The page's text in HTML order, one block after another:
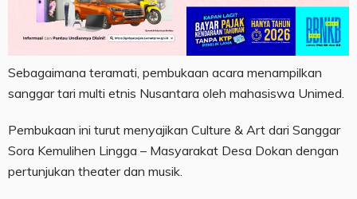
Sebagaimana teramati, pembukaan acara menampilkan
sanggar tari multi etnis Nusantara oleh mahasiswa Unimed.
Pembukaan ini turut menyajikan Culture & Art dari Sanggar
Sora Kemulihen Lingga – Masyarakat Desa Dokan dengan
pertunjukan theater dan musik.